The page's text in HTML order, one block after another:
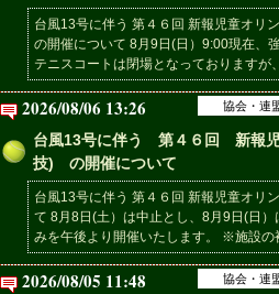
台風13号に伴う 第４６回 新報児童オリ
の開催について 8月9日(日）9:00現在、
テニスコートは閉場となっておりますが
2026/08/06 13:26 協会・連
台風13号に伴う 第４６回 新報
技) の開催について
台風13号に伴う 第４６回 新報児童オリ
て 8月8日(土）は中止とし、8月9日(日
みを午後より開催いたします。 ※施設の
2026/08/05 11:48 協会・連